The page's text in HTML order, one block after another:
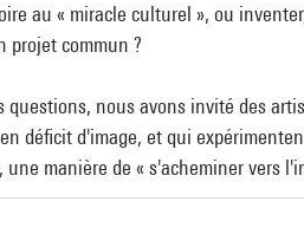
au « miracle culturel », ou
projet commun ?
questions, nous avons invité des
déficit d'image, et qui
manière de « s'acheminer vers